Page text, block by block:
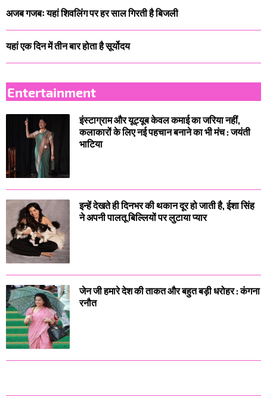
अजब गजबः यहां शिवलिंग पर हर साल गिरती है बिजली
यहां एक दिन में तीन बार होता है सूर्योदय
Entertainment
इंस्टाग्राम और यूट्यूब केवल कमाई का जरिया नहीं,
कलाकारों के लिए नई पहचान बनाने का भी मंच : जयंती
भाटिया
इन्हें देखते ही दिनभर की थकान दूर हो जाती है, ईशा सिंह
ने अपनी पालतू बिल्लियों पर लुटाया प्यार
जेन जी हमारे देश की ताकत और बहुत बड़ी धरोहर : कंगना
रनौत